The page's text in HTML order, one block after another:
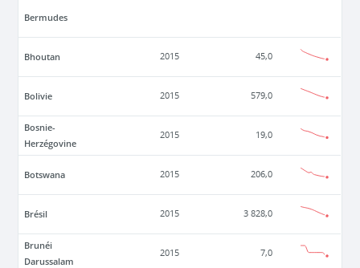
Bermudes
Bhoutan 2015 45,0
Bolivie 2015 579,0
Bosnie-
Herzégovine
2015 19,0
Botswana 2015 206,0
Brésil 2015 3 828,0
Brunéi
Darussalam
2015 7,0